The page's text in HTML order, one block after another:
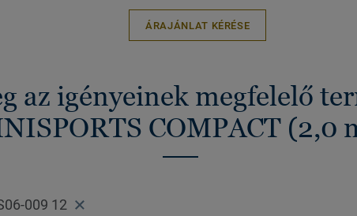
ÁRAJÁNLAT KÉRÉSE
az igényeinek megfelelő
COMPACT (2,0
009 12